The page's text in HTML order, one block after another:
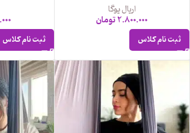
اریال یوگا
2.800.000تومان
ثبت نام کلاس ثبت نام کلاس